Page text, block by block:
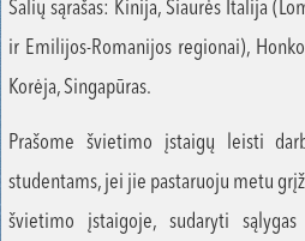
Šalių sąrašas: Kinija, Šiaurės Italija
ir Emilijos-Romanijos regionai),
Korėja, Singapūras.
Prašome švietimo įstaigų leisti
studentams, jei jie pastaruoju metu
švietimo įstaigoje, sudaryti